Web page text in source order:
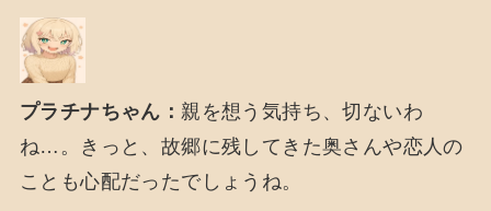
プラチナちゃん： 親を想う気持ち、切ないわ
ね…。きっと、故郷に残してきた奥さんや恋人の
ことも心配だったでしょうね。